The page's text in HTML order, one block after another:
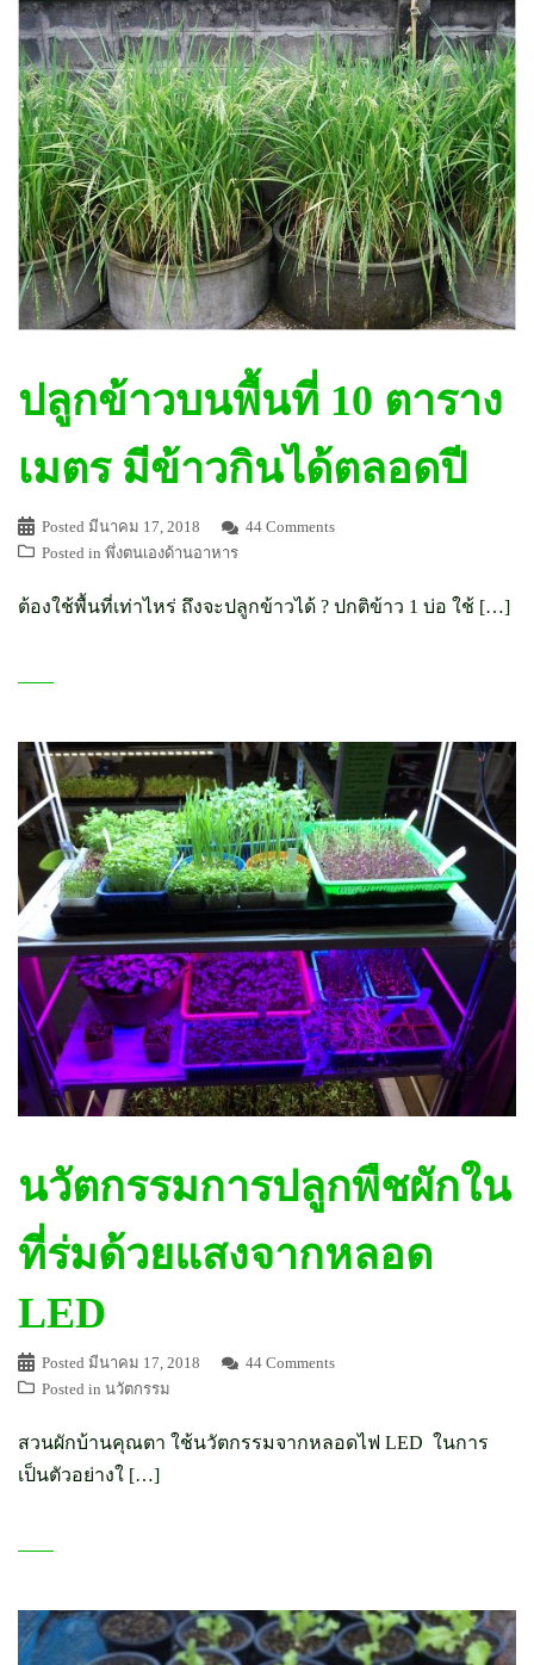
ปลูกข้าวบนพื้นที่ 10 ตาราง
เมตร มีข้าวกินได้ตลอดปี
Posted มีนาคม 17, 2018
44 Comments
Posted in พึ่งตนเองด้านอาหาร
ต้องใช้พื้นที่เท่าไหร่ ถึงจะปลูกข้าวได้ ? ปกติข้าว 1 บ่อ ใช้ […]
นวัตกรรมการปลูกพืชผักใน
ที่ร่มด้วยแสงจากหลอด
LED
Posted มีนาคม 17, 2018
44 Comments
Posted in นวัตกรรม
สวนผักบ้านคุณตา ใช้นวัตกรรมจากหลอดไฟ LED ในการ
เป็นตัวอย่างใ […]